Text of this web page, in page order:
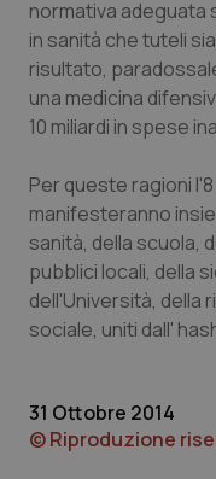
Sardegna
Sicilia
Toscana
Umbria
Valle D’Aosta
Malattia di
Neuroscienze
Obesità
Oftalmologia
Oncologia &
normativa
in sanità che tuteli
risultato,
una medicina
10 miliardi in spese
Per queste ragioni
manifesteranno
sanità, della scuola,
pubblici locali, della
dell'Università, della
sociale, uniti dall'
31 Ottobre 2014
© Riproduzione